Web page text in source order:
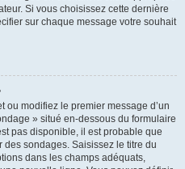
Si vous choisissez cette dernière
sur chaque message votre souhait
ou modifiez le premier message d’un
» situé en-dessous du formulaire
pas disponible, il est probable que
des sondages. Saisissez le titre du
dans les champs adéquats,